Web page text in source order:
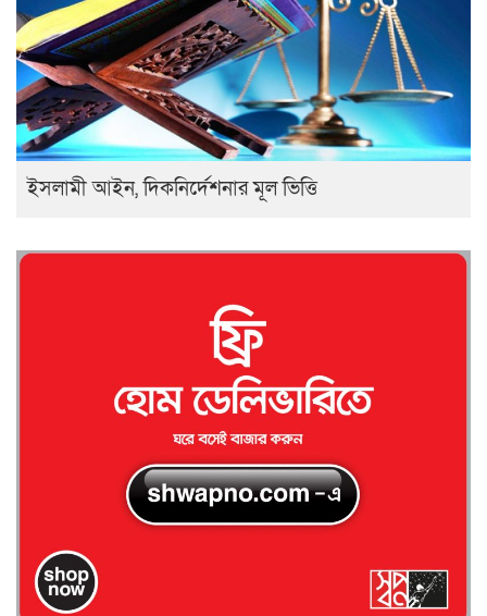
ইসলামী আইন, দিকনির্দেশনার মূল ভিত্তি